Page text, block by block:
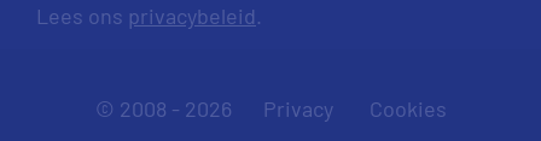
Lees ons privacybeleid.
© 2008 - 2026 Privacy
Cookies